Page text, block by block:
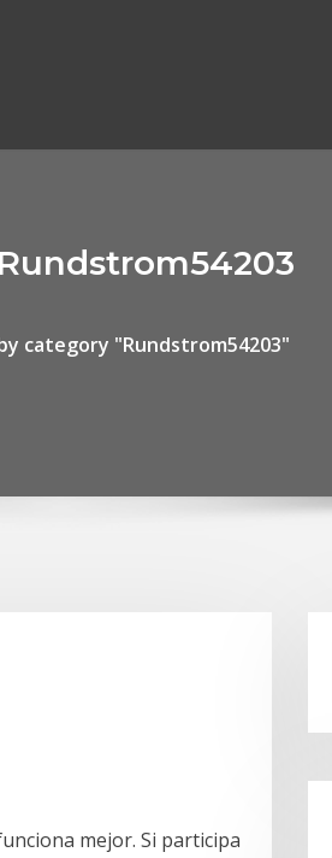
category "Rundstrom54203"
mejor. Si participa